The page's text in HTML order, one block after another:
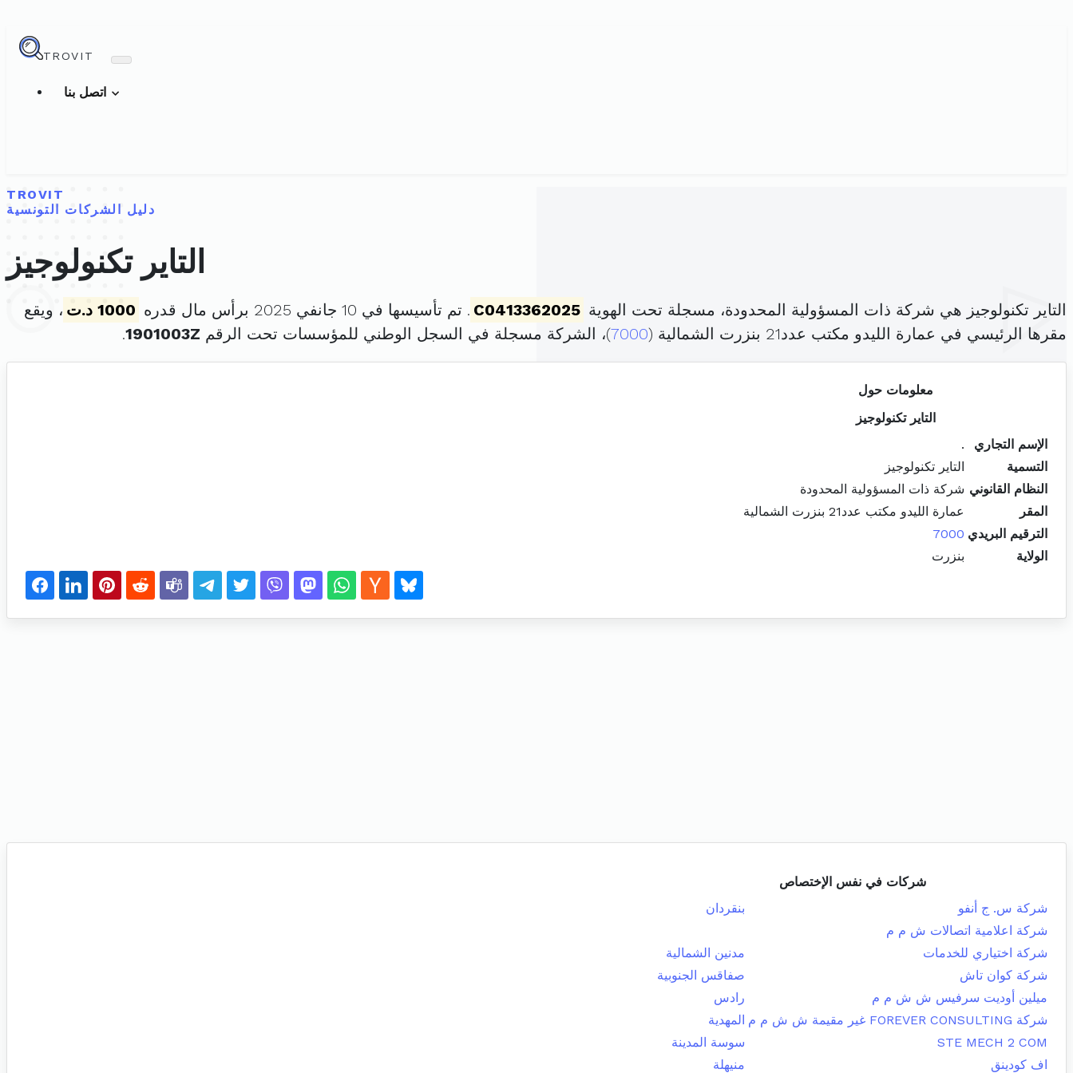
TROVIT
TROVIT
دليل الشركات التونسية
التاير تكنولوجيز
التاير تكنولوجيز هي شركة ذات المسؤولية المحدودة، مسجلة تحت الهوية C0413362025 . تم تأسيسها في 10 جانفي 2025 برأس مال قدره 1000 د.ت
، ويقع
مقرها الرئيسي في عمارة الليدو مكتب عدد21 بنزرت الشمالية (
7000)، الشركة مسجلة في السجل الوطني للمؤسسات تحت الرقم 1901003Z
.
معلومات حول
التاير تكنولوجيز
الإسم التجاري
.
التسمية
التاير تكنولوجيز
النظام القانوني شركة ذات المسؤولية المحدودة
المقر
عمارة الليدو مكتب عدد21 بنزرت الشمالية
الترقيم البريدي 7000
الولاية
بنزرت
شركات في نفس الإختصاص
شركة س. ج أنفو
بنقردان
شركة اعلامية اتصالات ش م م
شركة اختياري للخدمات
مدنين الشمالية
شركة كوان تاش
صفاقس الجنوبية
ميلين أوديت سرفيس ش ش م م
رادس
شركة FOREVER CONSULTING غير مقيمة ش ش م م
المهدية
STE MECH 2 COM
سوسة المدينة
اف كودينق
منيهلة